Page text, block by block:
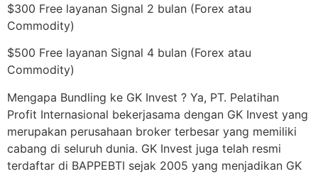
$300 Free layanan Signal 2 bulan (Forex atau
Commodity)
$500 Free layanan Signal 4 bulan (Forex atau
Commodity)
Mengapa Bundling ke GK Invest ? Ya, PT. Pelatihan
Profit Internasional bekerjasama dengan GK Invest yang
merupakan perusahaan broker terbesar yang memiliki
cabang di seluruh dunia. GK Invest juga telah resmi
terdaftar di BAPPEBTI sejak 2005 yang menjadikan GK